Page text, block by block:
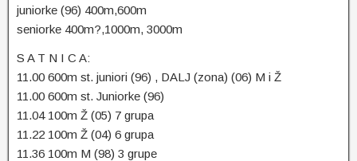
juniorke (96) 400m,600m
seniorke 400m?,1000m, 3000m
S A T N I C A:
11.00 600m st. juniori (96) , DALJ (zona) (06) M i Ž
11.00 600m st. Juniorke (96)
11.04 100m Ž (05) 7 grupa
11.22 100m Ž (04) 6 grupa
11.36 100m M (98) 3 grupe